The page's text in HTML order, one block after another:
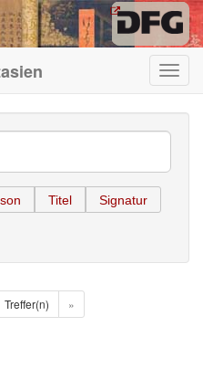
Titel Signatur
Treffer(n) »